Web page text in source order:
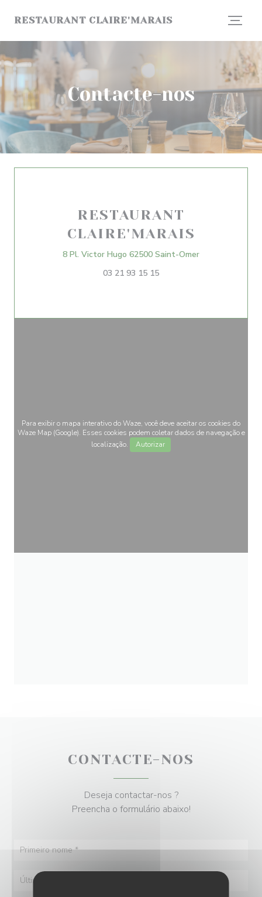
RESTAURANT CLAIRE'MARAIS
Contacte-nos
RESTAURANT
CLAIRE'MARAIS
8 Pl. Victor Hugo 62500 Saint-Omer((abre numa
03 21 93 15 15
Para exibir o mapa interativo do Waze, você deve aceitar os cookies do
Waze Map (Google). Esses cookies podem coletar dados de navegação e
localização.
Autorizar
CONTACTE-NOS
Deseja contactar-nos ?
Preencha o formulário abaixo!